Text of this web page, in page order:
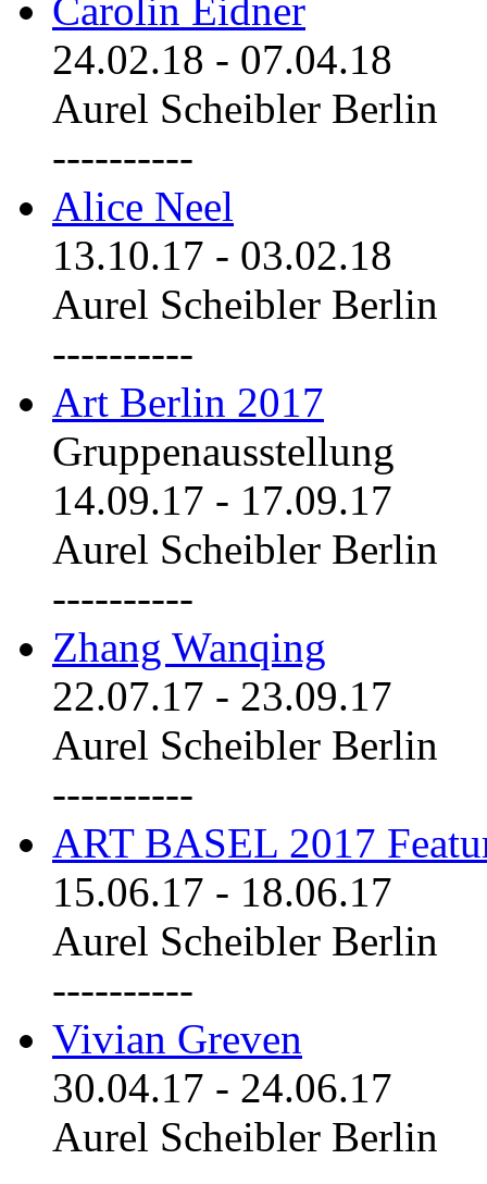
Carolin Eidner
24.02.18 - 07.04.18
Aurel Scheibler Berlin
----------
Alice Neel
13.10.17 - 03.02.18
Aurel Scheibler Berlin
----------
Art Berlin 2017
Gruppenausstellung
14.09.17 - 17.09.17
Aurel Scheibler Berlin
----------
Zhang Wanqing
22.07.17 - 23.09.17
Aurel Scheibler Berlin
----------
ART BASEL 2017
15.06.17 - 18.06.17
Aurel Scheibler Berlin
----------
Vivian Greven
30.04.17 - 24.06.17
Aurel Scheibler Berlin